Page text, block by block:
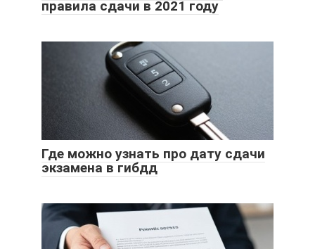
правила сдачи в 2021 году
Где можно узнать про дату сдачи
экзамена в гибдд